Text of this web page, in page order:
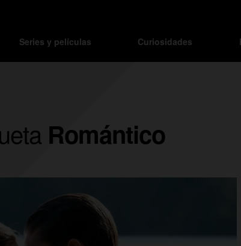
Series y películas Curiosidades
Romántico